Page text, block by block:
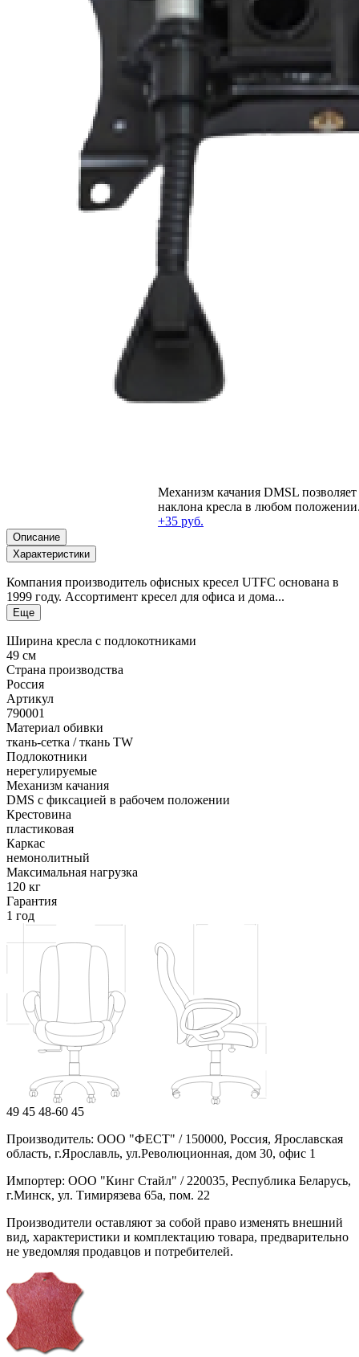
Механизм качания DMSL
наклона кресла в любом
+35 руб.
Описание
Характеристики
Компания производитель офисных кресел UTFC основана в
1999 году. Ассортимент кресел для офиса и дома...
Еще
Ширина кресла с подлокотниками
49 см
Страна производства
Россия
Артикул
790001
Материал обивки
ткань-сетка / ткань TW
Подлокотники
нерегулируемые
Механизм качания
DMS с фиксацией в рабочем положении
Крестовина
пластиковая
Каркас
немонолитный
Максимальная нагрузка
120 кг
Гарантия
1 год
49 45 48-60 45
Производитель: ООО "ФЕСТ" / 150000, Россия, Ярославская
область, г.Ярославль, ул.Революционная, дом 30, офис 1
Импортер: ООО "Кинг Стайл" / 220035, Республика Беларусь,
г.Минск, ул. Тимирязева 65а, пом. 22
Производители оставляют за собой право изменять внешний
вид, характеристики и комплектацию товара, предварительно
не уведомляя продавцов и потребителей.